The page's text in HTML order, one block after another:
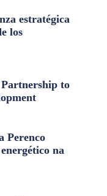
estratégica
los
Partnership to
Perenco
na